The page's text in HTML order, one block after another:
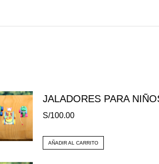
JALADORES PARA
S/100.00
AÑADIR AL CARRITO